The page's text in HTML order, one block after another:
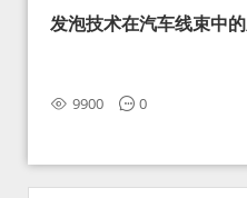
发泡技术在汽车线束中
9900 0